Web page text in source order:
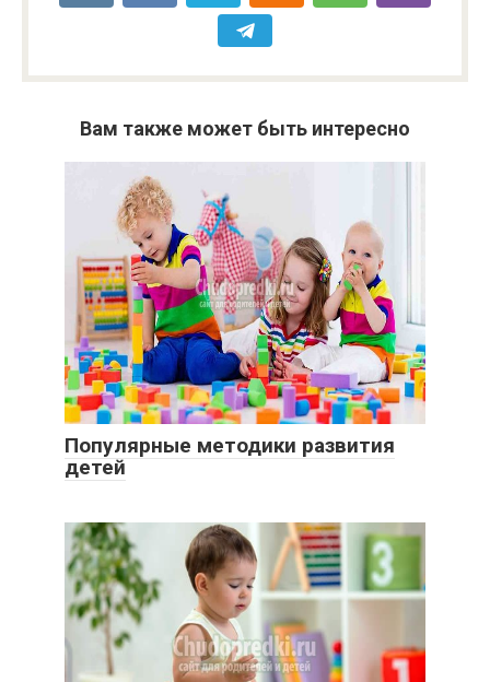
Вам также может быть интересно
Популярные методики развития
детей